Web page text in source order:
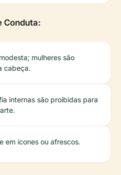
Conduta:
mulheres são
cabeça.
internas são proibidas para
em ícones ou afrescos.